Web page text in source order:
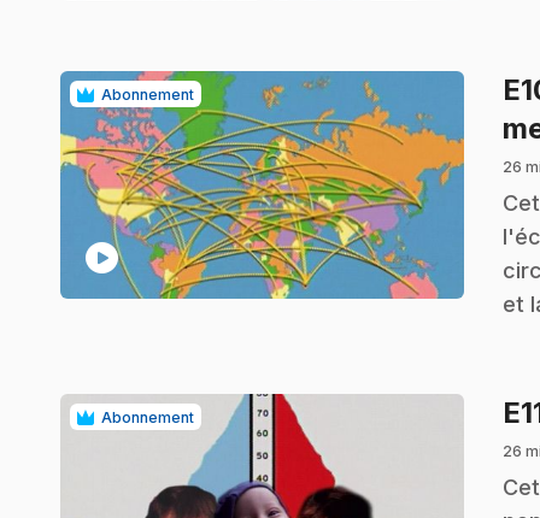
Abonnement
play_circle
26
.
et
Abonnement
26
.